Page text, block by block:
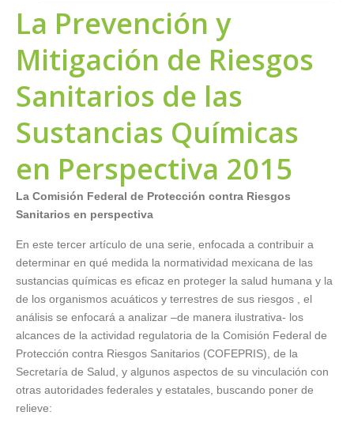
La Prevención y
Mitigación de Riesgos
Sanitarios de las
Sustancias Químicas
en Perspectiva 2015
La Comisión Federal de Protección contra Riesgos
Sanitarios en perspectiva
En este tercer artículo de una serie, enfocada a contribuir a
determinar en qué medida la normatividad mexicana de las
sustancias químicas es eficaz en proteger la salud humana y la
de los organismos acuáticos y terrestres de sus riesgos , el
análisis se enfocará a analizar –de manera ilustrativa- los
alcances de la actividad regulatoria de la Comisión Federal de
Protección contra Riesgos Sanitarios (COFEPRIS), de la
Secretaría de Salud, y algunos aspectos de su vinculación con
otras autoridades federales y estatales, buscando poner de
relieve: